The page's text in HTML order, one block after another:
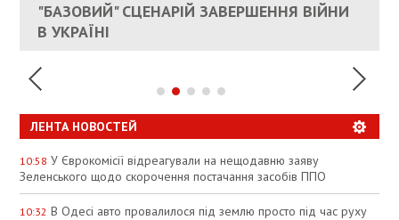
ЕС ПРЕКРАТИТЬ ВОЕННУЮ ПОМОЩЬ
УКРАИНЕ
"БАЗОВИЙ" СЦЕНАРІЙ ЗАВЕРШЕННЯ ВІЙНИ
В УКРАЇНІ
АНАЛІТИКИ ЗВИНУВАТИЛИ АЗС У
СПЕКУЛЯЦІЇ
ЛЕНТА НОВОСТЕЙ
10:58 У Єврокомісії відреагували на нещодавню заяву
Зеленського щодо скорочення постачання засобів ППО
10:32 В Одесі авто провалилося під землю просто під час руху